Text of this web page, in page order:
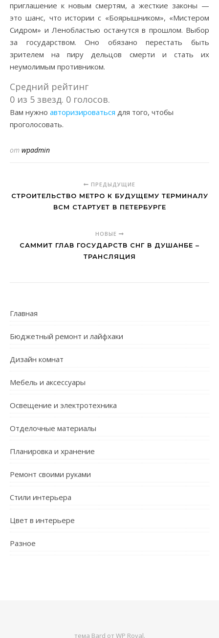
приглашение к новым смертям, а жесткие законы —
это шанс, что истории с «Боярышником», «Мистером
Сидром» и Ленобластью останутся в прошлом. Выбор
за государством. Оно обязано перестать быть
зрителем на пиру дельцов смерти и стать их
неумолимым противником.
Средний рейтинг
0 из 5 звезд. 0 голосов.
Вам нужно авторизироваться для того, чтобы
проголосовать.
от wpadmin
ПРЕДЫДУЩИЕ
СТРОИТЕЛЬСТВО МЕТРО К БУДУЩЕМУ ТЕРМИНАЛУ
ВСМ СТАРТУЕТ В ПЕТЕРБУРГЕ
НОВЫЕ
САММИТ ГЛАВ ГОСУДАРСТВ СНГ В ДУШАНБЕ –
ТРАНСЛЯЦИЯ
Главная
Бюджетный ремонт и лайфхаки
Дизайн комнат
Мебель и аксессуары
Освещение и электротехника
Отделочные материалы
Планировка и хранение
Ремонт своими руками
Стили интерьера
Цвет в интерьере
Разное
тема Bard от WP Royal.